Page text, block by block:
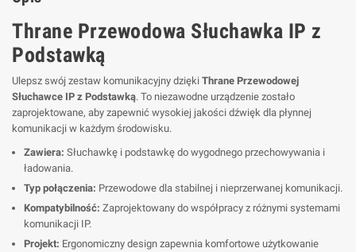
Thrane Przewodowa Słuchawka IP z
Podstawką
Ulepsz swój zestaw komunikacyjny dzięki Thrane Przewodowej
Słuchawce IP z Podstawką. To niezawodne urządzenie zostało
zaprojektowane, aby zapewnić wysokiej jakości dźwięk dla płynnej
komunikacji w każdym środowisku.
Zawiera: Słuchawkę i podstawkę do wygodnego przechowywania i
ładowania.
Typ połączenia: Przewodowe dla stabilnej i nieprzerwanej komunikacji.
Kompatybilność: Zaprojektowany do współpracy z różnymi systemami
komunikacji IP.
Projekt: Ergonomiczny design zapewnia komfortowe użytkowanie